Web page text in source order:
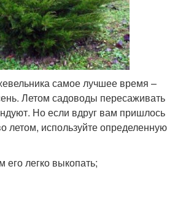
самое лучшее время –
Летом садоводы пересаживать
Но если вдруг вам пришлось
летом, используйте определенную
его легко выкопать;